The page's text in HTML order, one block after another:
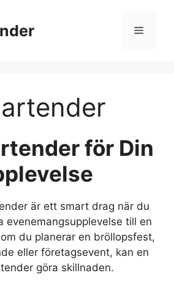
för Din
är ett smart drag när du
evenemangsupplevelse till en
du planerar en bröllopsfest,
eller företagsevent, kan en
göra skillnaden.